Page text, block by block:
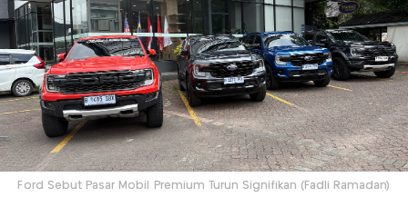
Ford Sebut Pasar Mobil Premium Turun Signifikan (Fadli Ramadan)